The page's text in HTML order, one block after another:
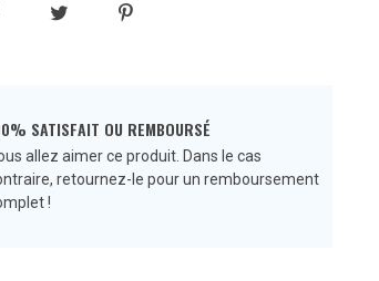
SATISFAIT OU REMBOURSÉ
allez aimer ce produit. Dans le cas
retournez-le pour un remboursement
!